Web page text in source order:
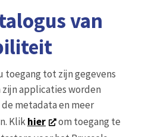
van
tot zijn gegevens
applicaties worden
de metadata en meer
Klikhier
om toegang te